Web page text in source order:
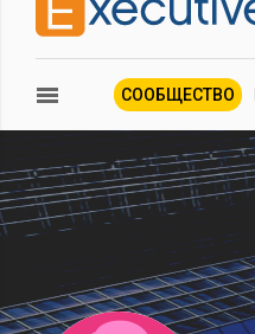
СООБЩЕСТВО